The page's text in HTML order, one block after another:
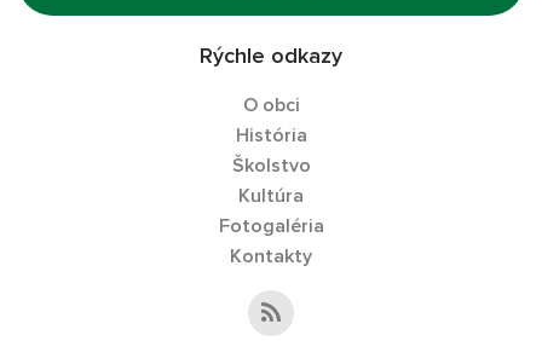
Rýchle odkazy
O obci
História
Školstvo
Kultúra
Fotogaléria
Kontakty